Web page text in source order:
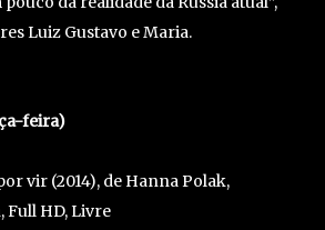
Luiz Gustavo e Maria.
feira)
vir (2014), de Hanna Polak,
Full HD, Livre